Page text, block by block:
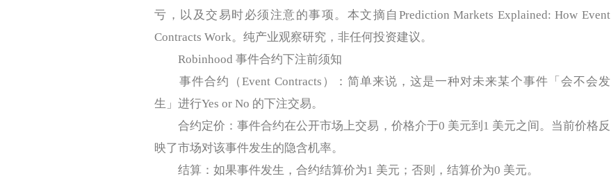
亏，以及交易时必须注意的事项。本文摘自Prediction Markets Explained: How Event
Contracts Work。纯产业观察研究，非任何投资建议。
Robinhood 事件合约下注前须知
事件合约（Event Contracts）：简单来说，这是一种对未来某个事件「会不会发
生」进行Yes or No 的下注交易。
合约定价：事件合约在公开市场上交易，价格介于0 美元到1 美元之间。当前价格反
映了市场对该事件发生的隐含机率。
结算：如果事件发生，合约结算价为1 美元；否则，结算价为0 美元。